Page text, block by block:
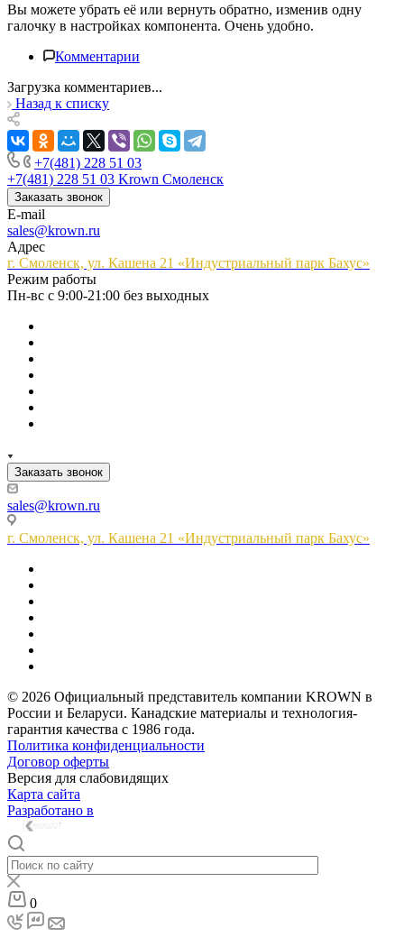
Вы можете убрать её или вернуть обратно, изменив одну
галочку в настройках компонента. Очень удобно.
Комментарии
Загрузка комментариев...
Назад к списку
+7(481) 228 51 03
+7(481) 228 51 03 Krown Смоленск
Заказать звонок
E-mail
sales@krown.ru
Адрес
г. Смоленск, ул. Кашена 21 «Индустриальный парк Бахус»
Режим работы
Пн-вс с 9:00-21:00 без выходных
Заказать звонок
sales@krown.ru
г. Смоленск, ул. Кашена 21 «Индустриальный парк Бахус»
© 2026 Официальный представитель компании KROWN в
России и Беларуси. Канадские материалы и технология-
гарантия качества с 1986 года.
Политика конфиденциальности
Договор оферты
Версия для слабовидящих
Карта сайта
Разработано в
0